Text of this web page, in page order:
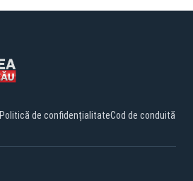
Politică de confidențialitateCod de conduită